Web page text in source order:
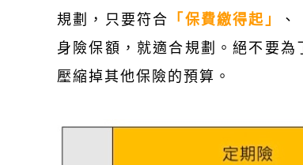
規劃，只要符合
「保費繳得起」 、
身險保額，就適合規劃。絕不要
壓縮掉其他保險的預算。